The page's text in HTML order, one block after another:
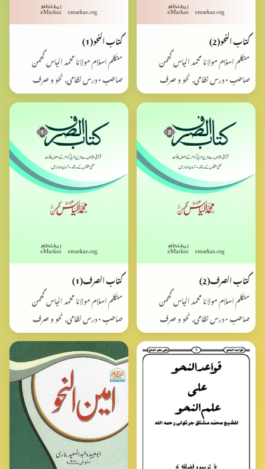
کتاب النحو(2)
متکلم اسلام مولانا محمد الیاس گھمن
صاحب • درس نظامی, نحو و صرف
کتاب النحو(1)
متکلم اسلام مولانا محمد الیاس گھمن
صاحب • درس نظامی, نحو و صرف
کتاب الصرف(2)
متکلم اسلام مولانا محمد الیاس گھمن
صاحب • درس نظامی, نحو و صرف
کتاب الصرف(1)
متکلم اسلام مولانا محمد الیاس گھمن
صاحب • درس نظامی, نحو و صرف